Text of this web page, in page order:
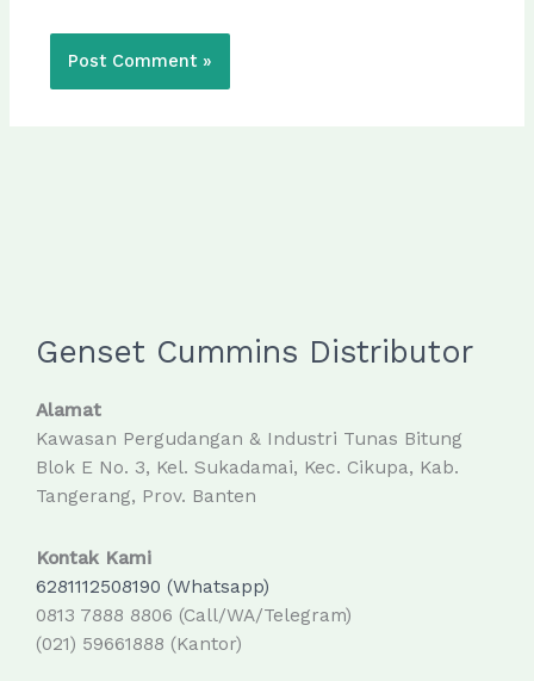
Genset Cummins Distributor
Alamat
Kawasan Pergudangan & Industri Tunas Bitung
Blok E No. 3, Kel. Sukadamai, Kec. Cikupa, Kab.
Tangerang, Prov. Banten
Kontak Kami
6281112508190 (Whatsapp)
0813 7888 8806 (Call/WA/Telegram)
(021) 59661888 (Kantor)